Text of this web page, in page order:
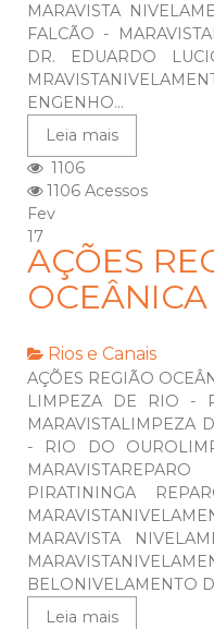
MARAVISTA
FALCÃO -
DR. EDUARDO
ENGENHO...
Leia mais
1106
1106 Acessos
Fev
17
AÇÕES
Rios e Canais
AÇÕES REGIÃO
LIMPEZA DE RIO -
MARAVISTALIMPEZA
- RIO DO
PIRATININGA
MARAVISTA
BELONIVELAMENTO
Leia mais